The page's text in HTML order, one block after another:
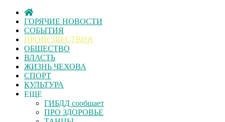
ГОРЯЧИЕ НОВОСТИ
СОБЫТИЯ
ПРОИСШЕСТВИЯ
ОБЩЕСТВО
ВЛАСТЬ
ЖИЗНЬ ЧЕХОВА
СПОРТ
КУЛЬТУРА
ЕЩЕ
ГИБДД сообщает
ПРО ЗДОРОВЬЕ